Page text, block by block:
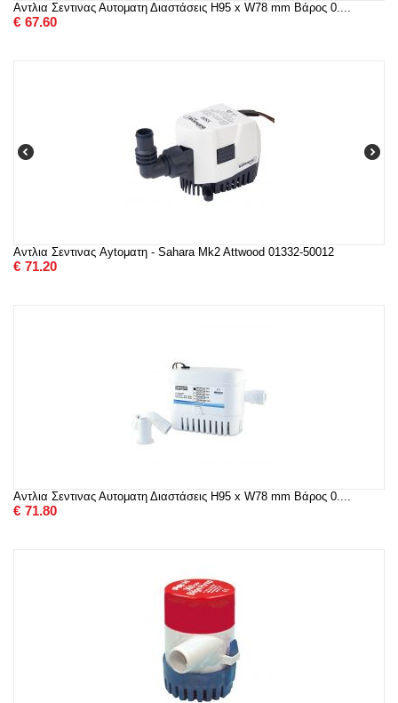
Αντλια Σεντινας Αυτοματη Διαστάσεις H95 x W78 mm Βάρος 0....
€ 67.60
Αντλια Σεντινας Aytοματη - Sahara Mk2 Attwood 01332-50012
€ 71.20
Αντλια Σεντινας Αυτοματη Διαστάσεις H95 x W78 mm Βάρος 0....
€ 71.80